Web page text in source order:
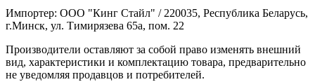
Импортер: ООО "Кинг Стайл" / 220035, Республика Беларусь,
г.Минск, ул. Тимирязева 65а, пом. 22
Производители оставляют за собой право изменять внешний
вид, характеристики и комплектацию товара, предварительно
не уведомляя продавцов и потребителей.